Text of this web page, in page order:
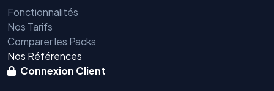
Fonctionnalités
Nos Tarifs
Comparer les Packs
Nos Références
Connexion Client